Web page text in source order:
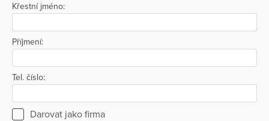
Křestní jméno:
Příjmení:
Tel. číslo:
Darovat jako firma